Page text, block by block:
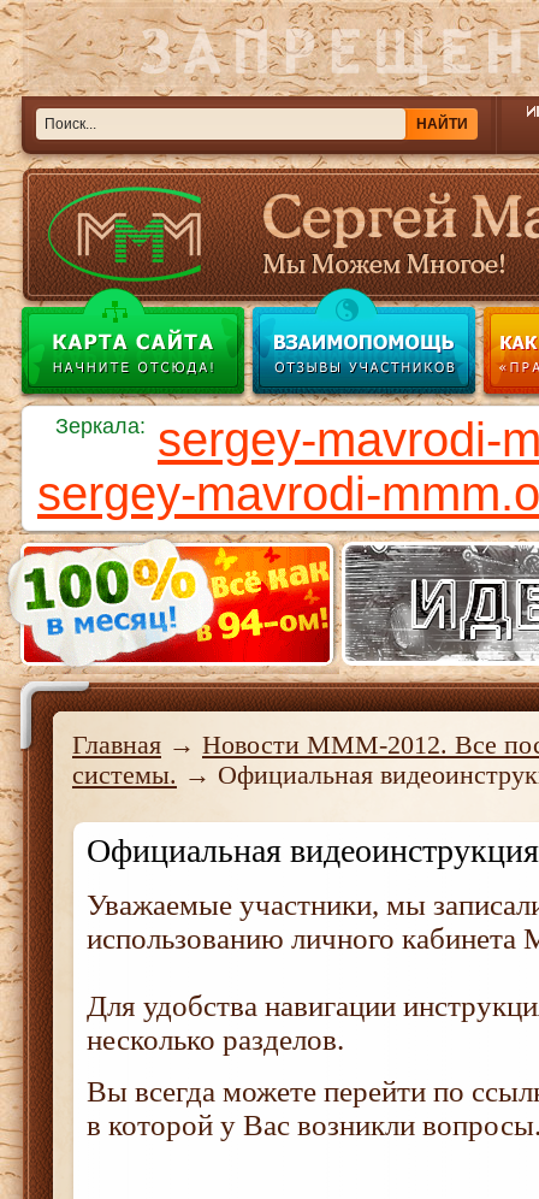
Зеркала: sergey-mavrodi-
sergey-mavrodi-
Главная → Новости МММ-2012. Все
системы. → Официальная
Официальная
Уважаемые участники, мы
использованию личного
Для удобства навигации
несколько разделов.
Вы всегда можете перейти по
в которой у Вас возникли